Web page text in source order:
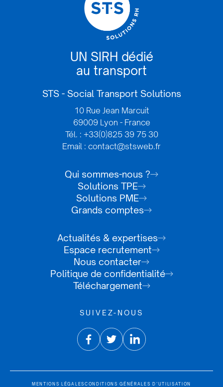
UN SIRH dédié
au transport
STS - Social Transport Solutions
10 Rue Jean Marcuit
69009 Lyon - France
Tél. : +33(0)825 39 75 30
Email : contact@stsweb.fr
Qui sommes-nous ?
Solutions TPE
Solutions PME
Grands comptes
Actualités & expertises
Espace recrutement
Nous contacter
Politique de confidentialité
Téléchargement
SUIVEZ-NOUS
MENTIONS LÉGALES CONDITIONS GÉNÉRALES D’UTILISATION